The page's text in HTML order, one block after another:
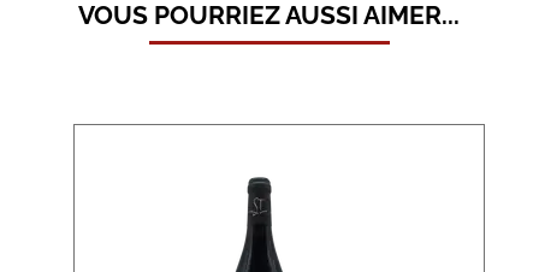
VOUS POURRIEZ AUSSI AIMER...